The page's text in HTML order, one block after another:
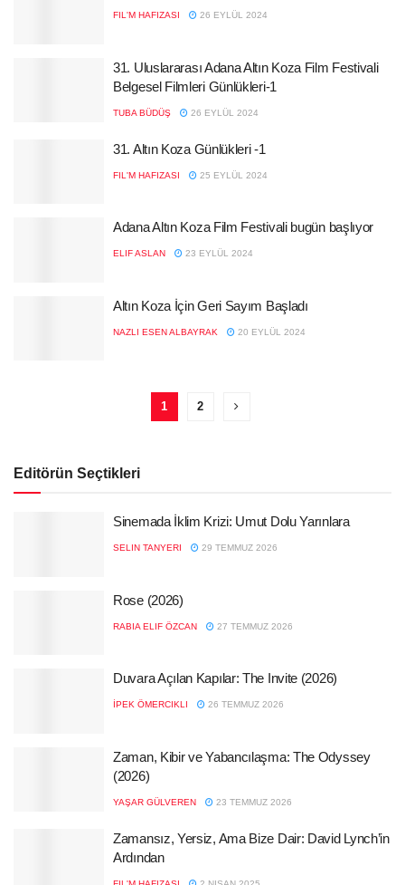
FIL'M HAFIZASI 26 EYLÜL 2024
31. Uluslararası Adana Altın Koza Film Festivali
Belgesel Filmleri Günlükleri-1
TUBA BÜDÜŞ 26 EYLÜL 2024
31. Altın Koza Günlükleri -1
FIL'M HAFIZASI 25 EYLÜL 2024
Adana Altın Koza Film Festivali bugün başlıyor
ELIF ASLAN 23 EYLÜL 2024
Altın Koza İçin Geri Sayım Başladı
NAZLI ESEN ALBAYRAK 20 EYLÜL 2024
1 2
Editörün Seçtikleri
Sinemada İklim Krizi: Umut Dolu Yarınlara
SELIN TANYERI 29 TEMMUZ 2026
Rose (2026)
RABIA ELIF ÖZCAN 27 TEMMUZ 2026
Duvara Açılan Kapılar: The Invite (2026)
İPEK ÖMERCIKLI 26 TEMMUZ 2026
Zaman, Kibir ve Yabancılaşma: The Odyssey
(2026)
YAŞAR GÜLVEREN 23 TEMMUZ 2026
Zamansız, Yersiz, Ama Bize Dair: David Lynch’in
Ardından